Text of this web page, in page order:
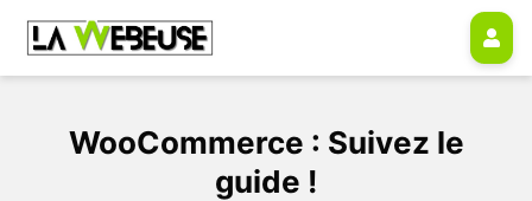
WooCommerce : Suivez le
guide !